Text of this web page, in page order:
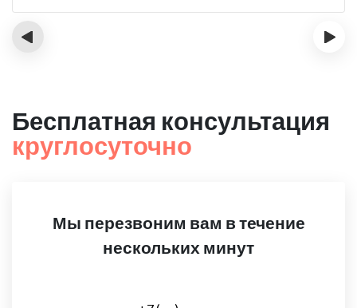
‹ ›
Бесплатная консультация
круглосуточно
Мы перезвоним вам в течение
нескольких минут